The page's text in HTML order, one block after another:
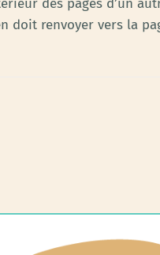
des pages d’un
doit renvoyer vers la